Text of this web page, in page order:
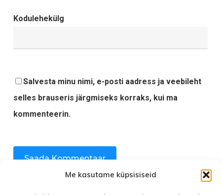
Me kasutame küpsisiseid
Kodulehekülg
Salvesta minu nimi, e-posti aadress ja veebileht
selles brauseris järgmiseks korraks, kui ma
kommenteerin.